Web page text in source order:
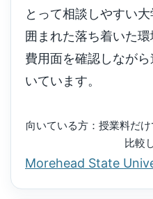
とって相談しやすい
囲まれた落ち着いた
費用面を確認しなが
いています。
向いている方：授業料だ
比較
Morehead State